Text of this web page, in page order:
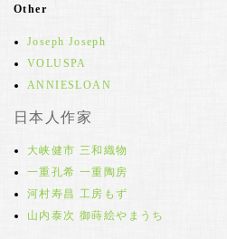
Other
Joseph Joseph
VOLUSPA
ANNIESLOAN
日本人作家
大峡健市 三和織物
一重孔希 一重陶房
河村寿昌 工房もず
山内泰次 御蒔絵やまうち